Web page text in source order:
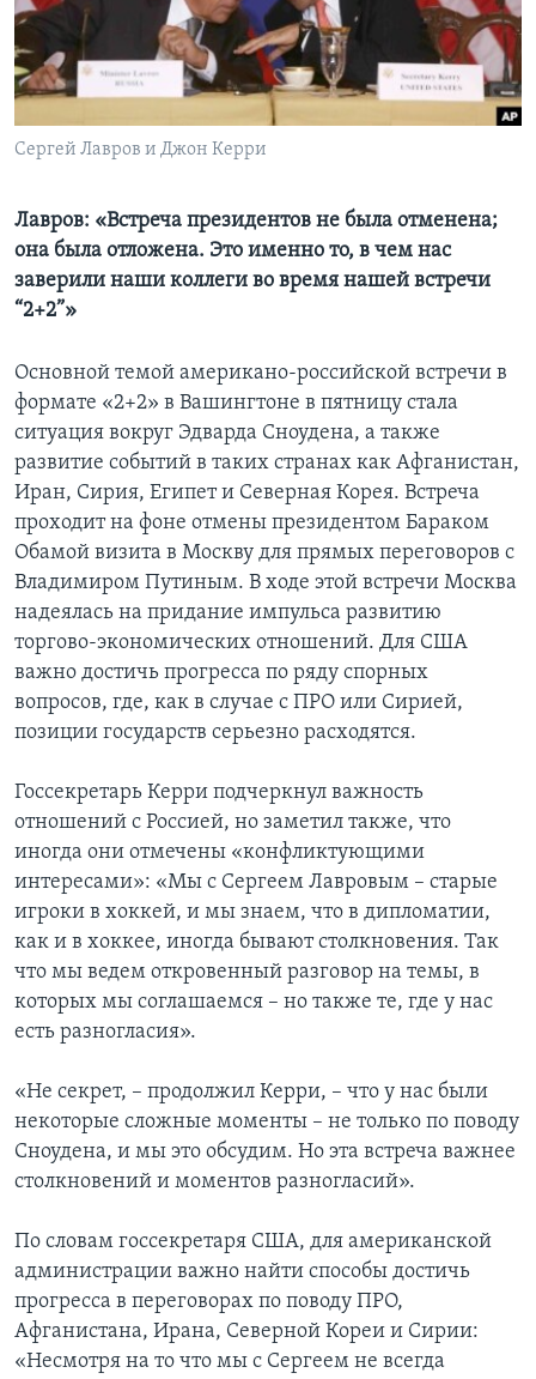
Learning English
СОЦИАЛЬНЫЕ СЕТИ
Языки
Сергей Лавров и Джон Керри
Лавров: «Встреча президентов не была отменена;
она была отложена. Это именно то, в чем нас
заверили наши коллеги во время нашей встречи
“2+2”»
Основной темой американо-российской встречи в
формате «2+2» в Вашингтоне в пятницу стала
ситуация вокруг Эдварда Сноудена, а также
развитие событий в таких странах как Афганистан,
Иран, Сирия, Египет и Северная Корея. Встреча
проходит на фоне отмены президентом Бараком
Обамой визита в Москву для прямых переговоров с
Владимиром Путиным. В ходе этой встречи Москва
надеялась на придание импульса развитию
торгово-экономических отношений. Для США
важно достичь прогресса по ряду спорных
вопросов, где, как в случае с ПРО или Сирией,
позиции государств серьезно расходятся.
Госсекретарь Керри подчеркнул важность
отношений с Россией, но заметил также, что
иногда они отмечены «конфликтующими
интересами»: «Мы с Сергеем Лавровым – старые
игроки в хоккей, и мы знаем, что в дипломатии,
как и в хоккее, иногда бывают столкновения. Так
что мы ведем откровенный разговор на темы, в
которых мы соглашаемся – но также те, где у нас
есть разногласия».
«Не секрет, – продолжил Керри, – что у нас были
некоторые сложные моменты – не только по поводу
Сноудена, и мы это обсудим. Но эта встреча важнее
столкновений и моментов разногласий».
По словам госсекретаря США, для американской
администрации важно найти способы достичь
прогресса в переговорах по поводу ПРО,
Афганистана, Ирана, Северной Кореи и Сирии:
«Несмотря на то что мы с Сергеем не всегда